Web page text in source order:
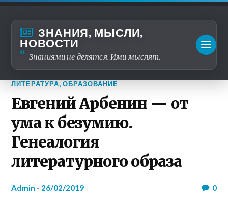
ЗНАНИЯ, МЫСЛИ,
НОВОСТИ
Знаниями не делятся. Ими мыслят.
ЛИТЕРАТУРА,ОБРАЗОВАНИЕ
Евгений Арбенин — от
ума к безумию.
Генеалогия
литературного образа
admin - 26/02/2019 0